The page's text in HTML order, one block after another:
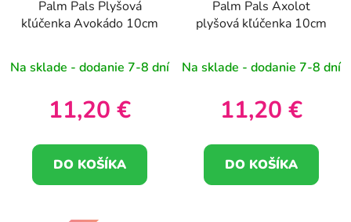
Palm Pals Plyšová
kľúčenka Avokádo 10cm
Na sklade - dodanie 7-8 dní
11,20 €
DO KOŠÍKA
Palm Pals Axolot
plyšová kľúčenka 10cm
Na sklade - dodanie 7-8 dní
11,20 €
DO KOŠÍKA